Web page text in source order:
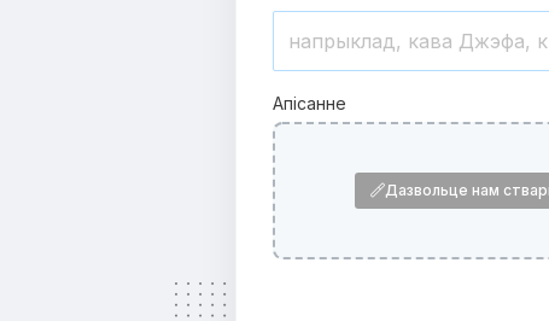
Апісанне
Дазвольце нам